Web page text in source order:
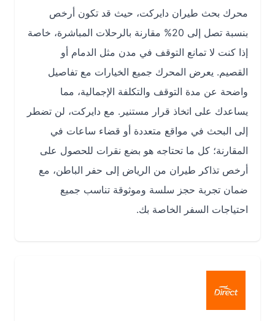
محرك بحث طيران دايركت، حيث قد تكون أرخص
بنسبة تصل إلى 20% مقارنة بالرحلات المباشرة، خاصة
إذا كنت لا تمانع التوقف في مدن مثل الدمام أو
القصيم. يعرض المحرك جميع الخيارات مع تفاصيل
واضحة عن مدة التوقف والتكلفة الإجمالية، مما
يساعدك على اتخاذ قرار مستنير. مع دايركت، لن تضطر
إلى البحث في مواقع متعددة أو قضاء ساعات في
المقارنة؛ كل ما تحتاجه هو بضع نقرات للحصول على
أرخص تذاكر طيران من الرياض إلى حفر الباطن، مع
ضمان تجربة حجز سلسة وموثوقة تناسب جميع
احتياجات السفر الخاصة بك.